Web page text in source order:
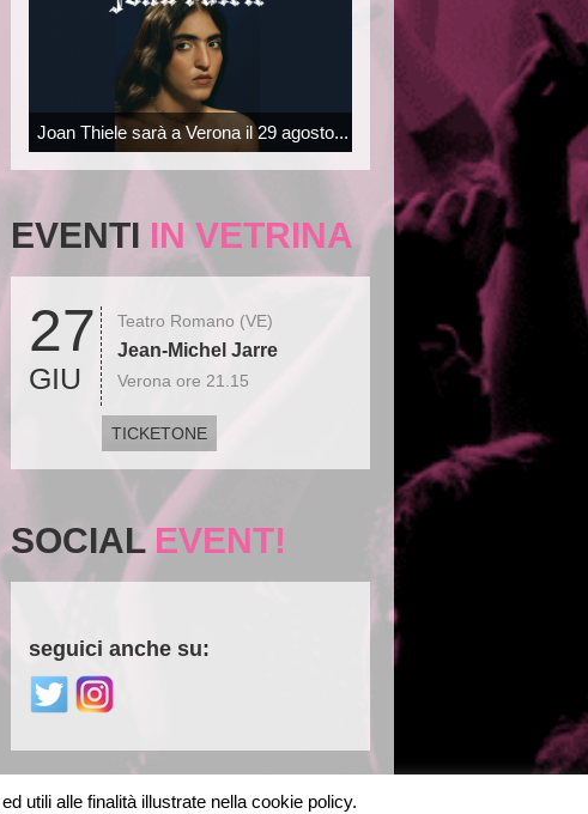
Joan Thiele sarà a Verona il 29 agosto...
EVENTI IN VETRINA
27
GIU
Teatro Romano (VE)
Jean-Michel Jarre
Verona ore 21.15
TICKETONE
SOCIALEVENT!
seguici anche su:
utili alle finalità illustrate nella cookie policy.